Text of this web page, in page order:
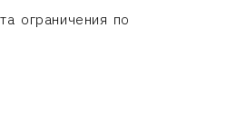
ограничения по